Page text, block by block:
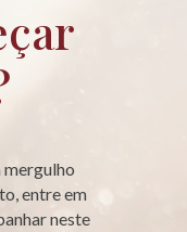
mergulho
entre em
neste